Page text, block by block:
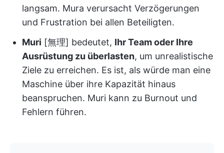
langsam. Mura verursacht Verzögerungen
und Frustration bei allen Beteiligten.
Muri [無理] bedeutet, Ihr Team oder Ihre
Ausrüstung zu überlasten, um unrealistische
Ziele zu erreichen. Es ist, als würde man eine
Maschine über ihre Kapazität hinaus
beanspruchen. Muri kann zu Burnout und
Fehlern führen.